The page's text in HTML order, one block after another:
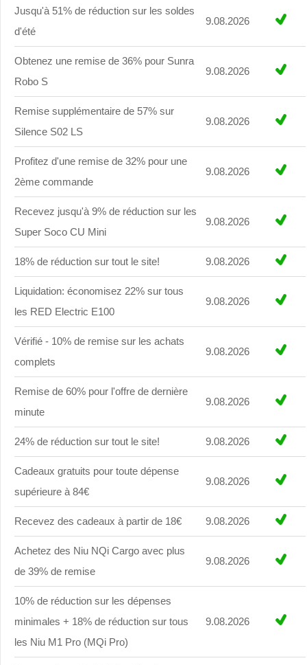
Jusqu'à 51% de réduction sur les soldes
d'été
9.08.2026
Obtenez une remise de 36% pour Sunra
Robo S
9.08.2026
Remise supplémentaire de 57% sur
Silence S02 LS
9.08.2026
Profitez d'une remise de 32% pour une
2ème commande
9.08.2026
Recevez jusqu'à 9% de réduction sur les
Super Soco CU Mini
9.08.2026
18% de réduction sur tout le site! 9.08.2026
Liquidation: économisez 22% sur tous
les RED Electric E100
9.08.2026
Vérifié - 10% de remise sur les achats
complets
9.08.2026
Remise de 60% pour l'offre de dernière
minute
9.08.2026
24% de réduction sur tout le site! 9.08.2026
Cadeaux gratuits pour toute dépense
supérieure à 84€
9.08.2026
Recevez des cadeaux à partir de 18€ 9.08.2026
Achetez des Niu NQi Cargo avec plus
de 39% de remise
9.08.2026
10% de réduction sur les dépenses
minimales + 18% de réduction sur tous
les Niu M1 Pro (MQi Pro)
9.08.2026